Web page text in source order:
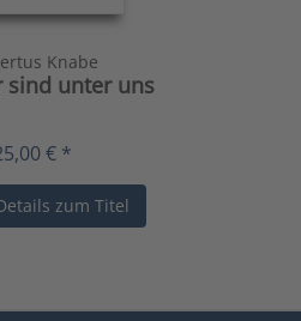
Knabe
sind unter uns
€ *
zum Titel